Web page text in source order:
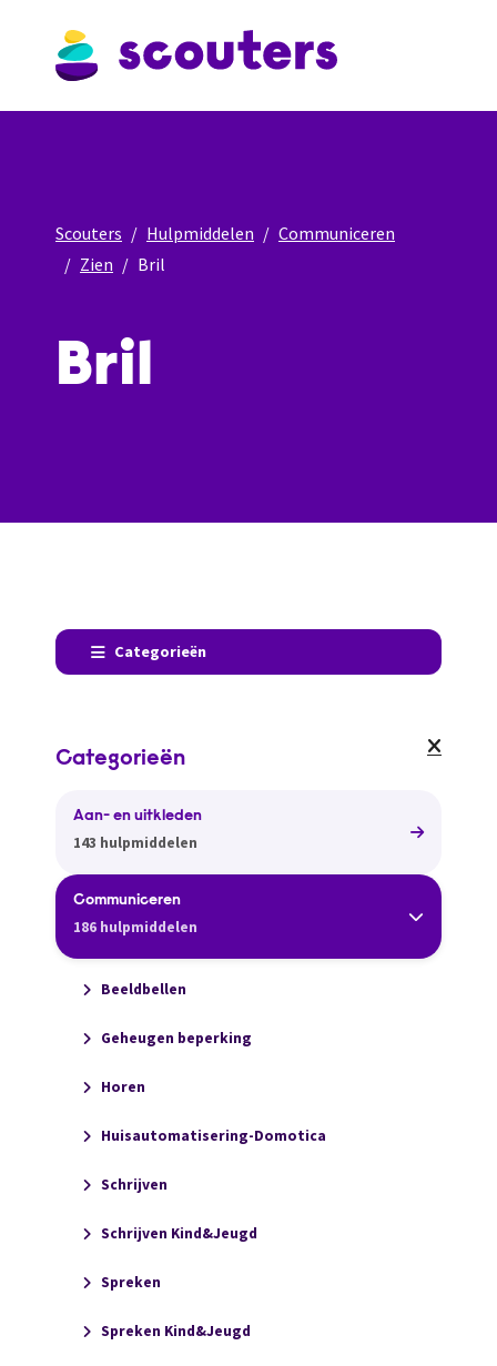
Scouters Hulpmiddelen
Communiceren
Zien
Bril
Bril
Categorieën
Categorieën
Aan- en uitkleden
143 hulpmiddelen
Communiceren
186 hulpmiddelen
Beeldbellen
Geheugen beperking
Horen
Huisautomatisering-Domotica
Schrijven
Schrijven Kind&Jeugd
Spreken
Spreken Kind&Jeugd